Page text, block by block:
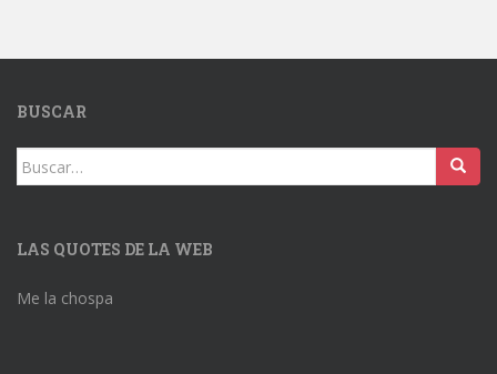
BUSCAR
Buscar:
LAS QUOTES DE LA WEB
Me la chospa